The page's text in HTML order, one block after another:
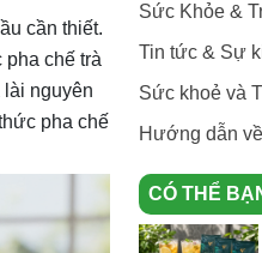
cần thiết.
chế trà
nguyên
pha chế
Sức Khỏe &
Tin tức & Sự
Sức khoẻ và
Hướng dẫn
CÓ THỂ